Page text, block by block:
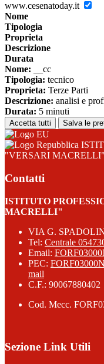
www.cesenatoday.it
Nome
Tipologia
Proprieta
Descrizione
Durata
Nome: __cc
Tipologia: tecnico
Proprieta: Terze Parti
Descrizione: analisi e
Durata: 5 minuti
Accetta tutti Salva le
"VERSARI MACRELLI"
Contatti
ISTITUTO
MACRELLI"
VIA G.
Tel: Centrale
Email:
PEC:
mail
C.F.: 90067880402
Cod. Mecc.
Sezione Link Utili